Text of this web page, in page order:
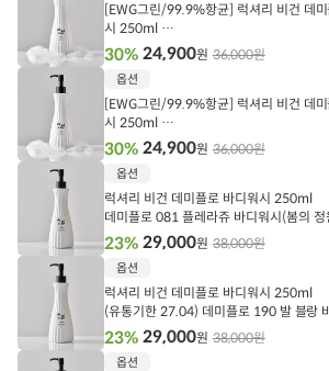
담
[EWG그린/99.9%항균] 럭셔리 비건 데미
시 250ml
(유통기한 27.04) 데미플로 190 발 블랑
뜻한 화이트 매그놀리아+비누향)
36,000원
30% 24,900원
담
옵션
[EWG그린/99.9%항균] 럭셔리 비건 데미
시 250ml
(유통기한 27.04) 데미플로 212 시트러스
드워시 (숲속 시더우드향 +싱그러운 시트
36,000원
30% 24,900원
담
옵션
럭셔리 비건 데미플로 바디워시 250ml
데미플로 081 플레라쥬 바디워시(봄의 정
치는 화이트 플로럴 향)38,000원
23% 29,000원
담
옵션
럭셔리 비건 데미플로 바디워시 250ml
(유통기한 27.04) 데미플로 190 발 블랑
뜻한 화이트 매그놀리아+포근한 머스크향)
38,000원
23% 29,000원
옵션